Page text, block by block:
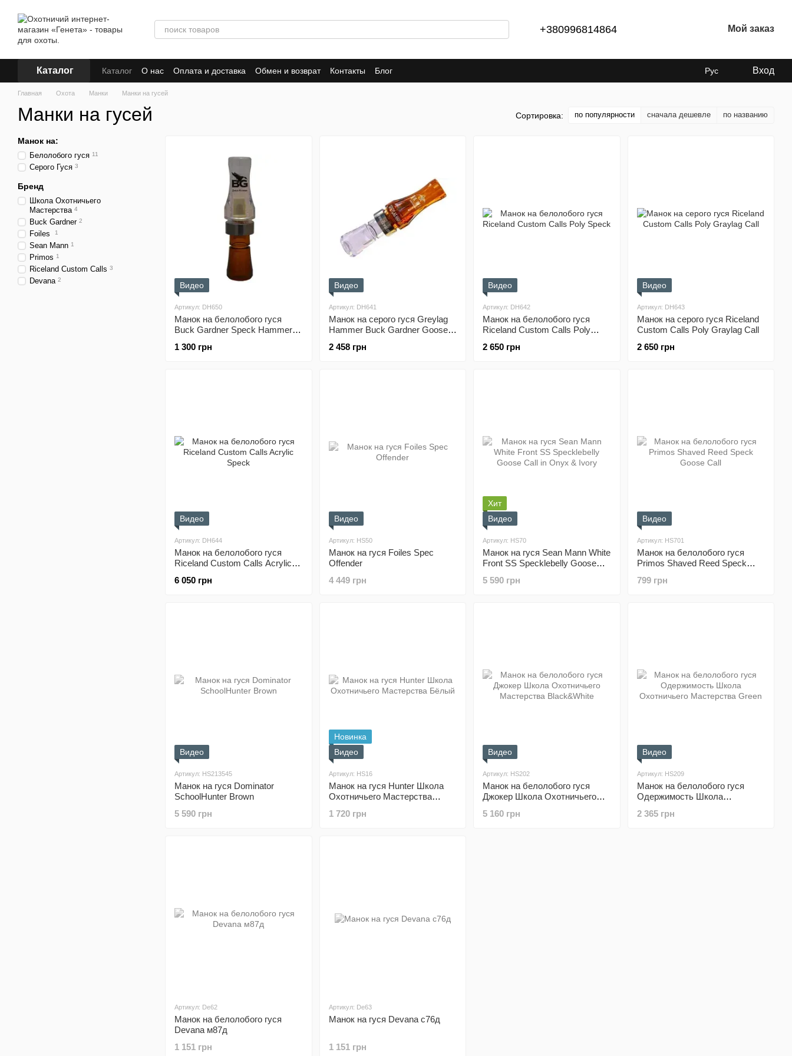
+380996814864 Мой заказ
Каталог Каталог О нас Оплата и доставка Обмен и возврат Контакты Блог Рус Вход
Главная Охота Манки Манки на гусей
Манки на гусей Сортировка: по популярности сначала дешевле по названию
Видео
Артикул: DH650
Манок на белолобого гуся
Buck Gardner Speck Hammer
1 300 грн
Видео
Артикул: DH641
Манок на серого гуся Greylag
Hammer Buck Gardner Goose
2 458 грн
Видео
Артикул: DH642
Манок на белолобого гуся
Riceland Custom Calls Poly
2 650 грн
Видео
Артикул: DH643
Манок на серого гуся Riceland
Custom Calls Poly Graylag Call
2 650 грн
Видео
Артикул: DH644
Манок на белолобого гуся
Riceland Custom Calls Acrylic
6 050 грн
Видео
Артикул: HS50
Манок на гуся Foiles Spec
Offender
4 449 грн
Хит
Видео
Артикул: HS70
Манок на гуся Sean Mann White
Front SS Specklebelly Goose
5 590 грн
Видео
Артикул: HS701
Манок на белолобого гуся
Primos Shaved Reed Speck
799 грн
Видео
Артикул: HS213545
Манок на гуся Dominator
SchoolHunter Brown
5 590 грн
Новинка
Видео
Артикул: HS16
Манок на гуся Hunter Школа
Охотничьего Мастерства
1 720 грн
Видео
Артикул: HS202
Манок на белолобого гуся
Джокер Школа Охотничьего
5 160 грн
Видео
Артикул: HS209
Манок на белолобого гуся
Одержимость Школа
Green
2 365 грн
Артикул: De62
Манок на белолобого гуся
Devana м87д
1 151 грн
Артикул: De63
Манок на гуся Devana с76д
1 151 грн
Манок на:
Белолобого гуся 11
Серого Гуся 3
Бренд
Школа Охотничьего
Мастерства 4
Buck Gardner 2
Foiles 1
Sean Mann 1
Primos 1
Riceland Custom Calls 3
Devana 2